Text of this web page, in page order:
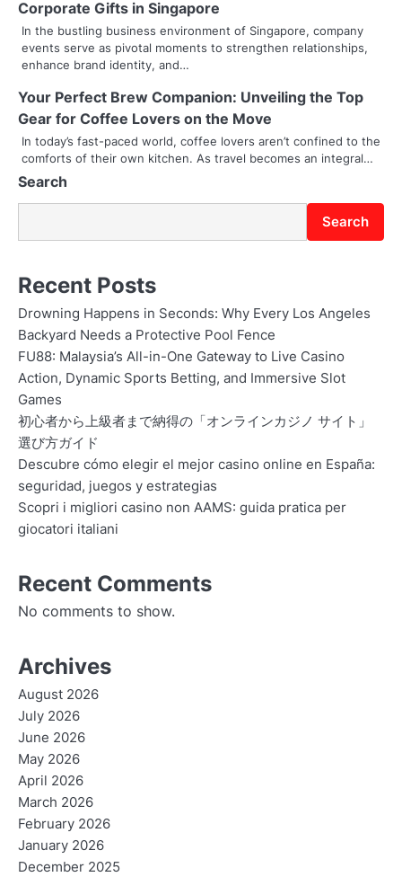
a
t
o
n
Corporate Gifts in Singapore
In the bustling business environment of Singapore, company
events serve as pivotal moments to strengthen relationships,
enhance brand identity, and…
Your Perfect Brew Companion: Unveiling the Top
Gear for Coffee Lovers on the Move
In today’s fast-paced world, coffee lovers aren’t confined to the
comforts of their own kitchen. As travel becomes an integral…
Search
Search
Recent Posts
Drowning Happens in Seconds: Why Every Los Angeles
Backyard Needs a Protective Pool Fence
FU88: Malaysia’s All-in-One Gateway to Live Casino
Action, Dynamic Sports Betting, and Immersive Slot
Games
初心者から上級者まで納得の「オンラインカジノ サイト」
選び方ガイド
Descubre cómo elegir el mejor casino online en España:
seguridad, juegos y estrategias
Scopri i migliori casino non AAMS: guida pratica per
giocatori italiani
Recent Comments
No comments to show.
Archives
August 2026
July 2026
June 2026
May 2026
April 2026
March 2026
February 2026
January 2026
December 2025